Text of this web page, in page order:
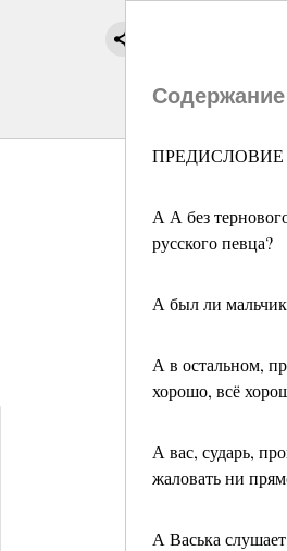
Содержание
ПРЕДИСЛОВИЕ
А А без
русского певца?
А был ли
А в остальном,
хорошо, всё
А вас, сударь,
жаловать ни
А Васька